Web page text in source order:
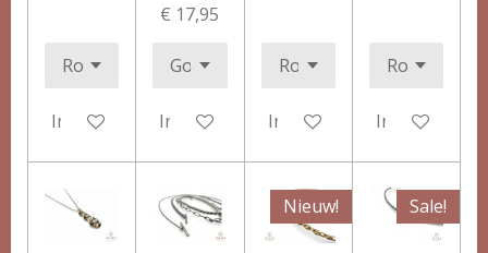
In winkelwagen
€ 17,95
In winkelwagenIn winkelwagenIn
Nieuw! Sale!